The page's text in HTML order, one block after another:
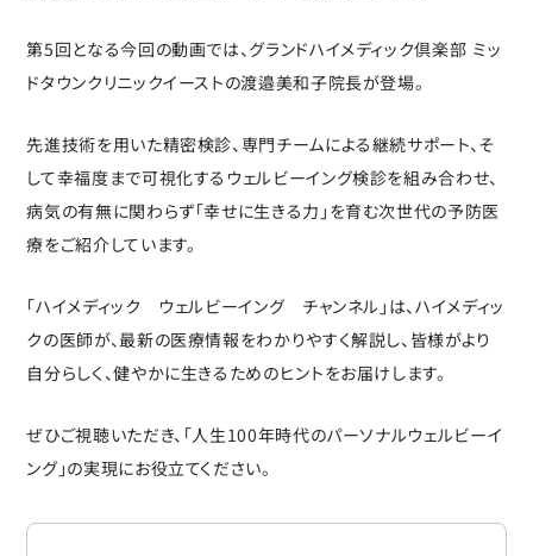
第5回となる今回の動画では、グランドハイメディック倶楽部 ミッ
ドタウンクリニックイーストの渡邉美和子院長が登場。
先進技術を用いた精密検診、専門チームによる継続サポート、そ
して幸福度まで可視化するウェルビーイング検診を組み合わせ、
病気の有無に関わらず「幸せに生きる力」を育む次世代の予防医
療をご紹介しています。
「ハイメディック ウェルビーイング チャンネル」は、ハイメディッ
クの医師が、最新の医療情報をわかりやすく解説し、皆様がより
自分らしく、健やかに生きるためのヒントをお届けします。
ぜひご視聴いただき、「人生100年時代のパーソナルウェルビーイ
ング」の実現にお役立てください。